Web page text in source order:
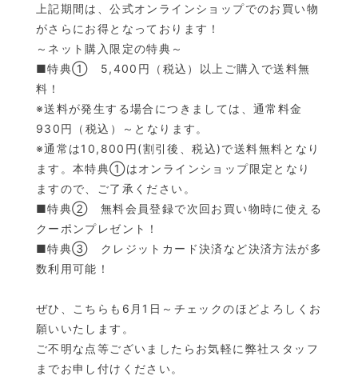
上記期間は、公式オンラインショップでのお買い物
がさらにお得となっております！
～ネット購入限定の特典～
■特典① 5,400円（税込）以上ご購入で送料無
料！
※送料が発生する場合につきましては、通常料金
930円（税込）～となります。
※通常は10,800円(割引後、税込)で送料無料となり
ます。本特典①はオンラインショップ限定となり
ますので、ご了承ください。
■特典② 無料会員登録で次回お買い物時に使える
クーポンプレゼント！
■特典③ クレジットカード決済など決済方法が多
数利用可能！
ぜひ、こちらも6月1日～チェックのほどよろしくお
願いいたします。
ご不明な点等ございましたらお気軽に弊社スタッフ
までお申し付けください。